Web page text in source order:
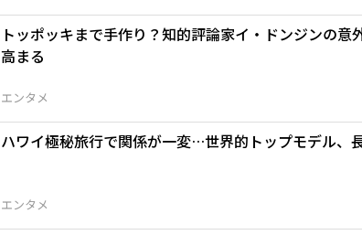
エンタメ
トッポッキまで手作り？知的評論家イ・ドンジンの
高まる
エンタメ
ハワイ極秘旅行で関係が一変…世界的トップモデル、